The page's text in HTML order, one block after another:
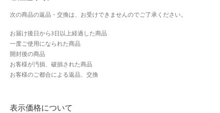
スプリングセール
セール
次の商品の返品・交換は、お受けできませんのでご了承ください。
お届け後日から3日以上経過した商品
一度ご使用になられた商品
開封後の商品
お客様が汚損、破損された商品
お客様のご都合による返品、交換
表示価格について